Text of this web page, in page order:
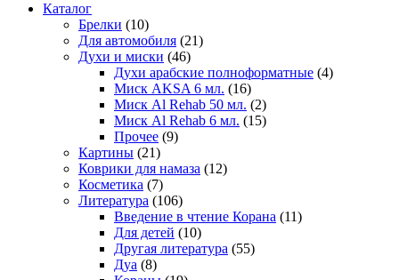
Каталог
Брелки (10)
Для автомобиля (21)
Духи и миски (46)
Духи арабские полноформатные (4)
Миск AKSA 6 мл. (16)
Миск Al Rehab 50 мл. (2)
Миск Al Rehab 6 мл. (15)
Прочее (9)
Картины (21)
Коврики для намаза (12)
Косметика (7)
Литература (106)
Введение в чтение Корана (11)
Для детей (10)
Другая литература (55)
Дуа (8)